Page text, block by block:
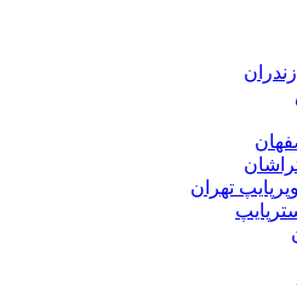
تهران